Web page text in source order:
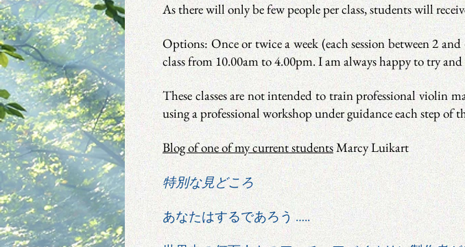
As there will only be few people per class, students will
Options: Once or twice a week (each session between 2
classfrom 10.00am to 4.00pm. I am always happy to try
These classes are not intended to train professional violin
using a professional workshop under guidance each step of
Blog of one of my current studentsMarcy Luikart
特別な見どころ
あなたはするであろう …..